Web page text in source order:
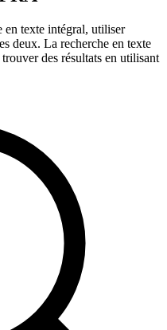
en texte intégral, utiliser
deux. La recherche en texte
des résultats en utilisant